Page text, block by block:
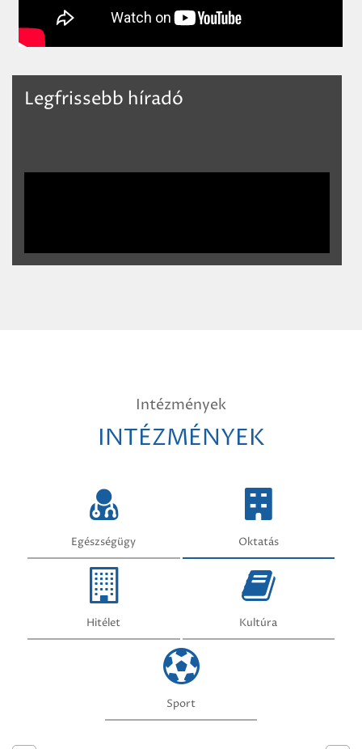
Legfrissebb híradó
Intézmények
INTÉZMÉNYEK
Egészségügy Oktatás
Hitélet Kultúra
Sport